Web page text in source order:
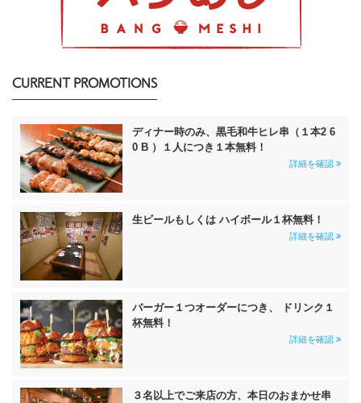
CURRENT PROMOTIONS
ディナー時のみ、黒毛和牛ヒレ串（１本2 6
0 B ）１人につき１本無料！
詳細を確認
生ビールもしくは ハイボール１杯無料！
詳細を確認
バーガー１つオーダーにつき、 ドリンク１
杯無料！
詳細を確認
３名以上でご来店の方、本日のおまかせ串